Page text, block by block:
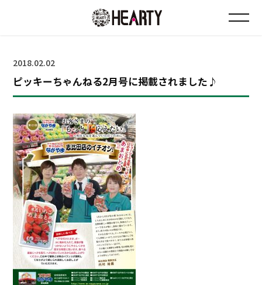
チラシ情報
店舗について
会社について
採用について
Instagram
2018.02.02
ピッキーちゃんねる2月号に掲載されました♪